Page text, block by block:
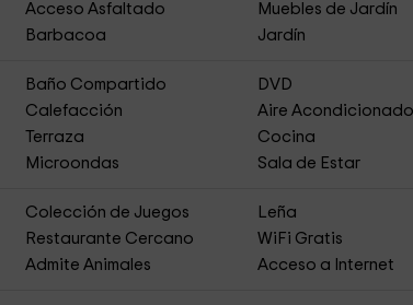
Acceso Asfaltado Muebles de Jardín
Barbacoa
Jardín
Baño Compartido DVD
Calefacción
Aire Acondicionado
Terraza
Cocina
Microondas
Sala de Estar
Colección de Juegos Leña
Restaurante Cercano
WiFi Gratis
Admite Animales
Acceso a Internet